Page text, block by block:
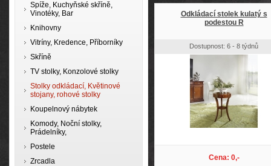
Spíže, Kuchyňské skříně,
Vinotéky, Bar
Knihovny
Vitríny, Kredence, Příborníky
Skříně
TV stolky, Konzolové stolky
Stolky odkládací, Květinové
stojany, rohové stolky
Koupelnový nábytek
Komody, Noční stolky,
Prádelníky,
Postele
Zrcadla
Odkládací stolek kulatý s
podestou R
Dostupnost: 6 - 8 týdnů
Cena: 0,-